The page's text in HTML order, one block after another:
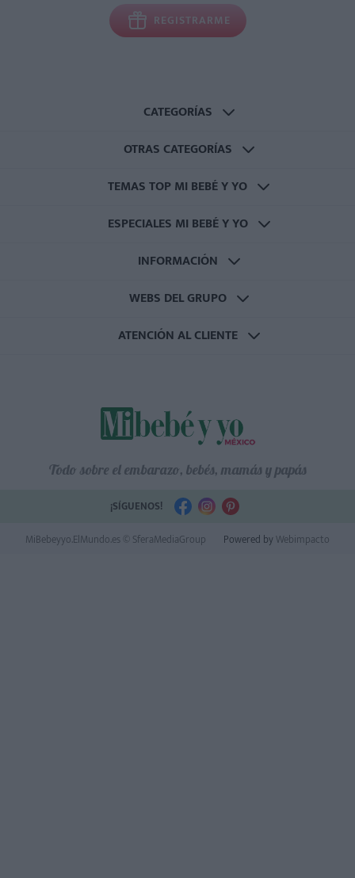
REGISTRARME
CATEGORÍAS
OTRAS CATEGORÍAS
TEMAS TOP MI BEBÉ Y YO
ESPECIALES MI BEBÉ Y YO
INFORMACIÓN
WEBS DEL GRUPO
ATENCIÓN AL CLIENTE
Todo sobre el embarazo, bebés, mamás y papás
¡SÍGUENOS!
MiBebeyyo.ElMundo.es © SferaMediaGroup
Powered byWebimpacto